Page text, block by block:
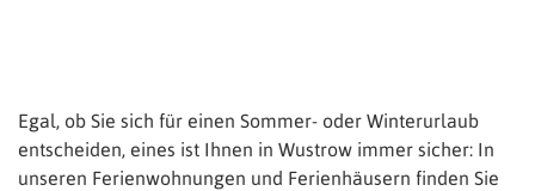
Egal, ob Sie sich für einen Sommer- oder Winterurlaub
entscheiden, eines ist Ihnen in Wustrow immer sicher: In
unseren Ferienwohnungen und Ferienhäusern finden Sie